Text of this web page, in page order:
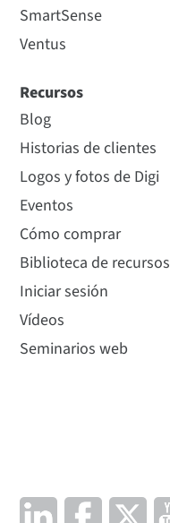
SmartSense
Ventus
Recursos
Blog
Historias de clientes
Logos y fotos de Digi
Eventos
Cómo comprar
Biblioteca de recursos
Iniciar sesión
Vídeos
Seminarios web